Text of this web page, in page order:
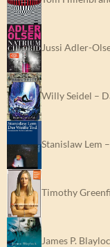
Jussi Adler-
Willy Seidel –
Stanislaw Lem
Timothy
James P.